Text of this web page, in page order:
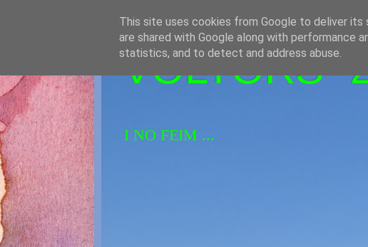
VOLTORS -
I NO FEIM ...
This site uses cookies from Google to deliver its
are shared with Google along with performance
statistics, and to detect and address abuse.